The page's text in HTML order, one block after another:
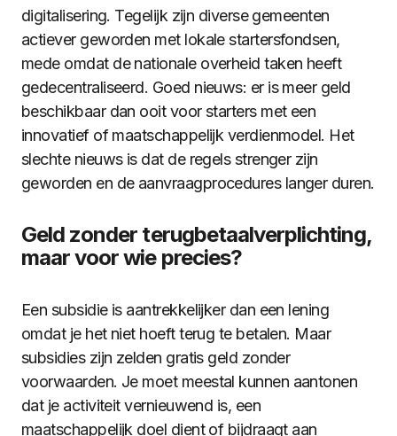
digitalisering. Tegelijk zijn diverse gemeenten
actiever geworden met lokale startersfondsen,
mede omdat de nationale overheid taken heeft
gedecentraliseerd. Goed nieuws: er is meer geld
beschikbaar dan ooit voor starters met een
innovatief of maatschappelijk verdienmodel. Het
slechte nieuws is dat de regels strenger zijn
geworden en de aanvraagprocedures langer duren.
Geld zonder terugbetaalverplichting,
maar voor wie precies?
Een subsidie is aantrekkelijker dan een lening
omdat je het niet hoeft terug te betalen. Maar
subsidies zijn zelden gratis geld zonder
voorwaarden. Je moet meestal kunnen aantonen
dat je activiteit vernieuwend is, een
maatschappelijk doel dient of bijdraagt aan